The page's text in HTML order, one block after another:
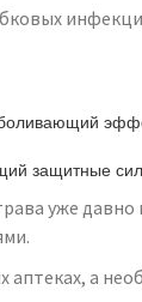
защитные
уже
аптеках, а